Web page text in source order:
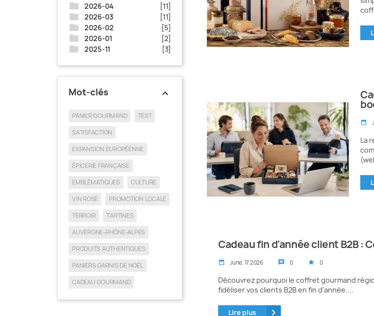
folder 2026-04 [11]
folder 2026-03 [11]
folder 2026-02 [5]
folder 2026-01 [2]
folder 2025-11 [3]
Mot-clés keyboard_arrow_up
PANIER GOURMAND
TEST
SATISFACTION
EXPANSION EUROPÉENNE
ÉPICERIE FRANÇAISE
EMBLÉMATIQUES
CULTURE
VIN ROSÉ
PROMOTION LOCALE
TERROIR
TARTINES
AUVERGNE-RHÔNE-ALPES
PRODUITS AUTHENTIQUES
PANIERS GARNIS DE NOËL
CADEAU GOURMAND
date_range
La
Cadeau fin d'année client B2B :
date_range June, 17 2026 message 0 star 0
Découvrez pourquoi le coffret gourmand
fidéliser vos clients B2B en fin d'année....
Lire plus keyboard_arrow_right